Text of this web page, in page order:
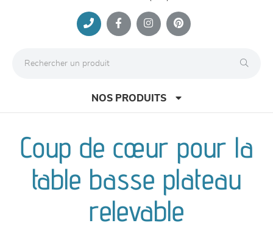
NOS PRODUITS
canapés et fauteuils
séjours
Coup de cœur pour la
table basse plateau
relevable